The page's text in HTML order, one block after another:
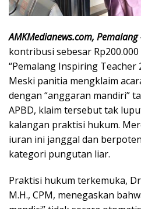
AMKMedianews.com, Pemalang
kontribusi sebesar
“Pemalang Inspiring Teacher
Meski panitia mengklaim
dengan “anggaran mandiri”
APBD, klaim tersebut tak
kalangan praktisi hukum.
iuran ini janggal dan
kategori pungutan liar.
Praktisi hukum terkemuka,
M.H., CPM, menegaskan